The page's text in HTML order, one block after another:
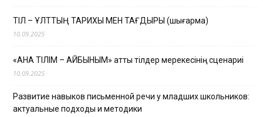
ТІЛ – ҰЛТТЫҢ ТАРИХЫ МЕН ТАҒДЫРЫ (шығарма)
10.09.2025
«АНА ТІЛІМ – АЙБЫНЫМ» атты тілдер мерекесінің сценариі
10.09.2025
Развитие навыков письменной речи у младших школьников:
актуальные подходы и методики